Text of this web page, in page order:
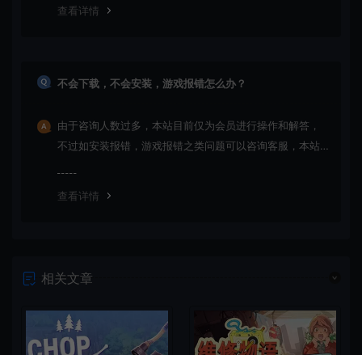
查看详情
不会下载，不会安装，游戏报错怎么办？
由于咨询人数过多，本站目前仅为会员进行操作和解答，
不过如安装报错，游戏报错之类问题可以咨询客服，本站
查看详情
相关文章